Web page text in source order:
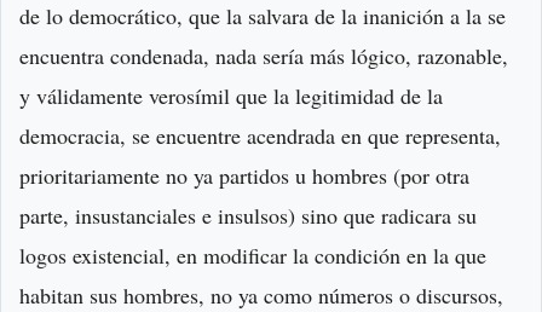
de lo democrático, que la salvara de la inanición a la se
encuentra condenada, nada sería más lógico, razonable,
y válidamente verosímil que la legitimidad de la
democracia, se encuentre acendrada en que representa,
prioritariamente no ya partidos u hombres (por otra
parte, insustanciales e insulsos) sino que radicara su
logos existencial, en modificar la condición en la que
habitan sus hombres, no ya como números o discursos,